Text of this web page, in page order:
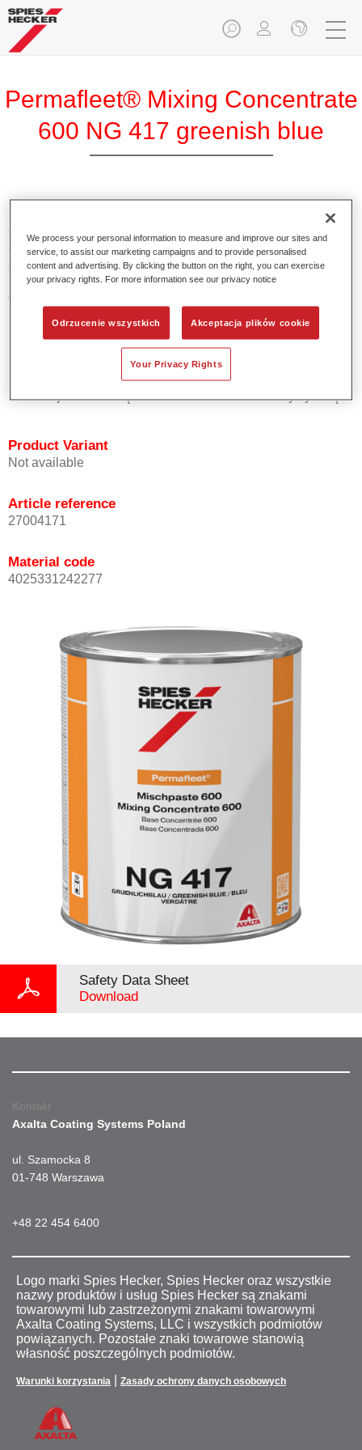
Permafleet® Mixing Concentrate
600 NG 417 greenish blue
Skoncentrowany pigment Permafleet Mixing Concentrate
675 dla pojazdów użytkowych. Może być również
stosowany do mieszania różnych lakierów przemysłowych
PercoTop oraz lakierów z serii Permacron MS Automotive
Top Coat 730.
Product Features
Zawiera wysokiej jakości pigment do kolorów
Oferuje znakomitą trwałość i dokładność kolorystyczną.
Product Variant
Not available
Article reference
27004171
Material code
4025331242277
Safety Data Sheet
Download
Kontakt
Axalta Coating Systems Poland
ul. Szamocka 8
01-748 Warszawa
+48 22 454 6400
Logo marki Spies Hecker, Spies Hecker oraz wszystkie
nazwy produktów i usług Spies Hecker są znakami
towarowymi lub zastrzeżonymi znakami towarowymi
Axalta Coating Systems, LLC i wszystkich podmiotów
powiązanych. Pozostałe znaki towarowe stanowią
własność poszczególnych podmiotów.
Warunki korzystania Zasady ochrony danych osobowych
We process your personal information to measure and improve our sites and
service, to assist our marketing campaigns and to provide personalised
content and advertising. By clicking the button on the right, you can exercise
your privacy rights. For more information see our privacy notice
Odrzucenie wszystkich Akceptacja plików cookie
Your Privacy Rights